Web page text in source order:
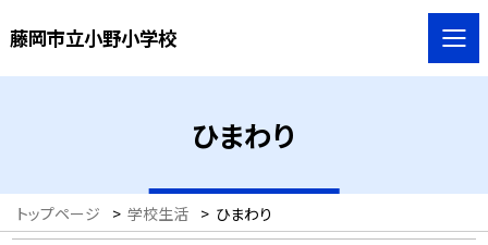
藤岡市立小野小学校
ひまわり
トップページ > 学校生活 > ひまわり